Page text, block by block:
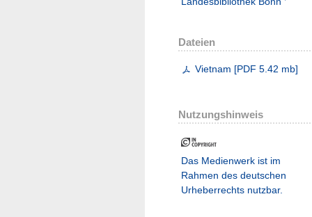
Dateien
Vietnam [PDF 5.42 mb]
Nutzungshinweis
Das Medienwerk ist im
Rahmen des deutschen
Urheberrechts nutzbar.